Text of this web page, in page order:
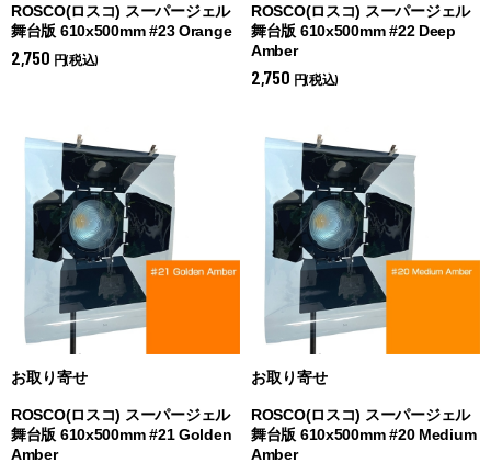
ROSCO(ロスコ) スーパージェル
舞台版 610x500mm #23 Orange
2,750 円(税込)
ROSCO(ロスコ) スーパージェル
舞台版 610x500mm #22 Deep
Amber
2,750 円(税込)
お取り寄せ
ROSCO(ロスコ) スーパージェル
舞台版 610x500mm #21 Golden
Amber
お取り寄せ
ROSCO(ロスコ) スーパージェル
舞台版 610x500mm #20 Medium
Amber